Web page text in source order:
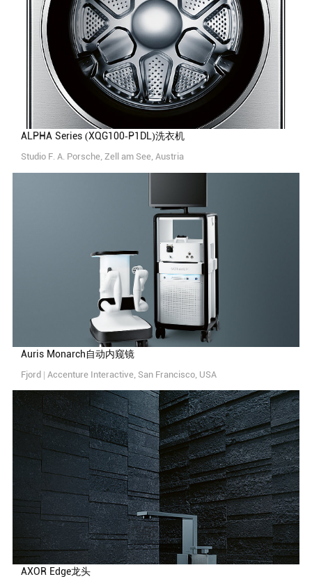
ALPHA Series (XQG100-P1DL)洗衣机
Studio F. A. Porsche, Zell am See, Austria
Auris Monarch自动内窥镜
Fjord | Accenture Interactive, San Francisco, USA
AXOR Edge龙头